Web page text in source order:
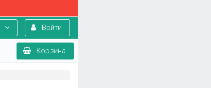
Войти
Корзина